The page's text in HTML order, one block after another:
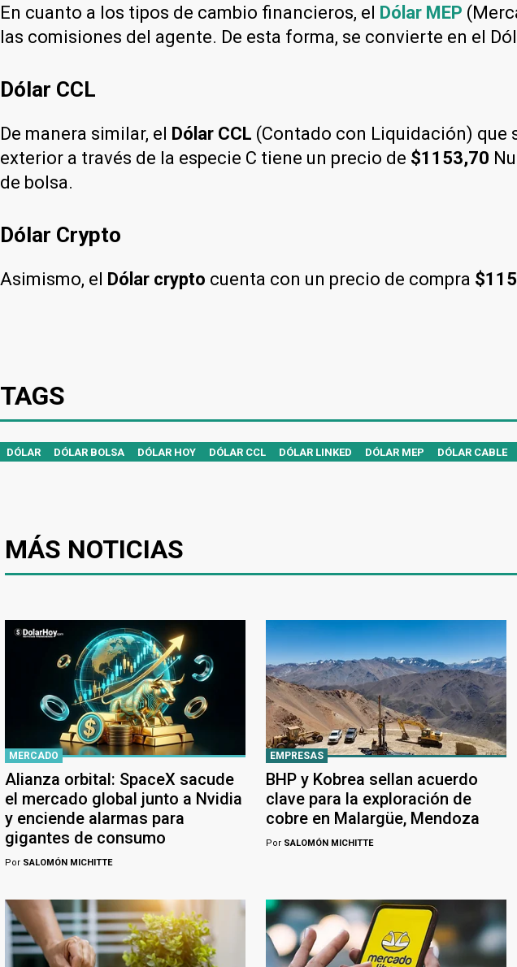
En cuanto a los tipos de cambio financieros, el Dólar MEP
las comisiones del agente. De esta forma, se convierte en el
Dólar CCL
De manera similar, el Dólar CCL (Contado con Liquidación) que
exterior a través de la especie C tiene un precio de $1153,70
de bolsa.
Dólar Crypto
Asimismo, el Dólar crypto cuenta con un precio de compra
TAGS
DÓLAR DÓLAR BOLSA DÓLAR HOY DÓLAR CCL DÓLAR LINKED DÓLAR MEP DÓLAR CABLE
MÁS NOTICIAS
MERCADO
Alianza orbital: SpaceX sacude
el mercado global junto a Nvidia
y enciende alarmas para
gigantes de consumo
Por SALOMÓN MICHITTE
EMPRESAS
BHP y Kobrea sellan acuerdo
clave para la exploración de
cobre en Malargüe, Mendoza
PorSALOMÓN MICHITTE